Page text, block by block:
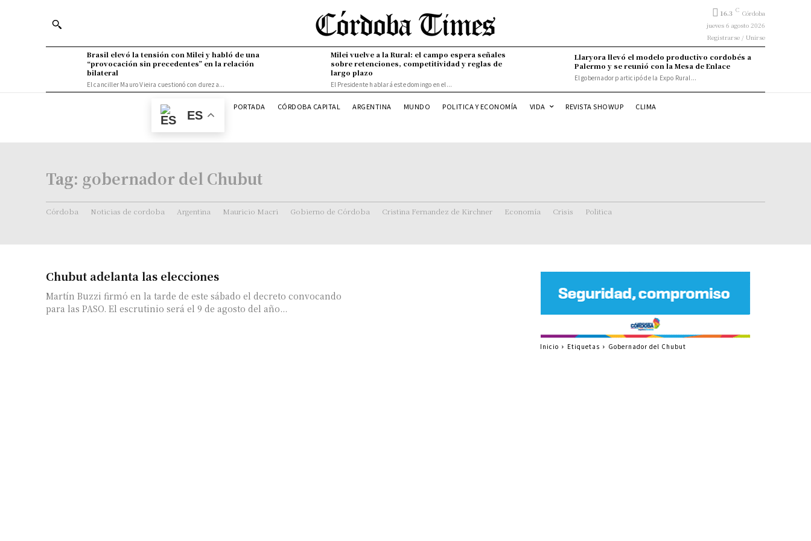
16.3 C Córdoba
jueves 6 agosto 2026
Registrarse / Unirse
Brasil elevó la tensión con Milei y habló de una
“provocación sin precedentes” en la relación
bilateral
El canciller Mauro Vieira cuestionó con dureza...
Milei vuelve a la Rural: el campo espera señales
sobre retenciones, competitividad y reglas de
largo plazo
El Presidente hablará este domingo en el...
Llaryora llevó el modelo productivo cordobés a
Palermo y se reunió con la Mesa de Enlace
El gobernador participó de la Expo Rural...
ES
PORTADA CÓRDOBA CAPITAL ARGENTINA MUNDO POLITICA Y ECONOMÍA VIDA REVISTA SHOWUP CLIMA
Tag: gobernador del Chubut
Córdoba Noticias de cordoba Argentina Mauricio Macri Gobierno de Córdoba Cristina Fernandez de Kirchner Economía Crisis Politica
Chubut adelanta las elecciones
Martín Buzzi firmó en la tarde de este sábado el decreto convocando
para las PASO. El escrutinio será el 9 de agosto del año...
Inicio Etiquetas Gobernador del Chubut